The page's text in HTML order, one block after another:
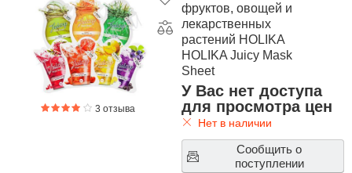
3 отзыва
фруктов, овощей и
лекарственных
растений HOLIKA
HOLIKA Juicy Mask
Sheet
У Вас нет доступа
для просмотра цен
Нет в наличии
Сообщить о
поступлении